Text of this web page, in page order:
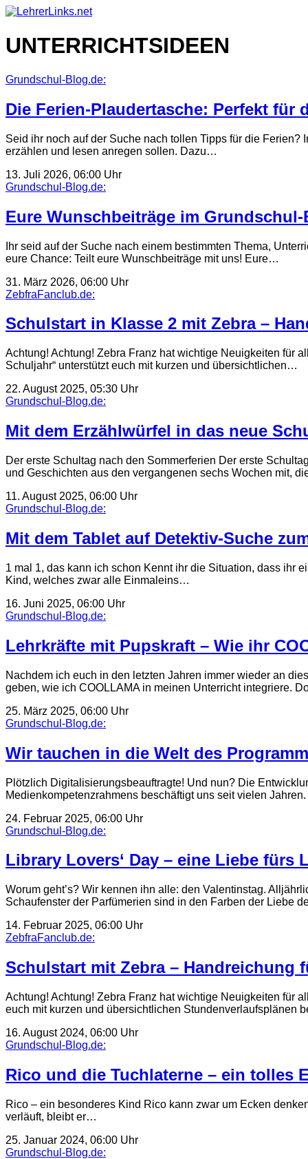
Skip
content
UNTERRICHTSIDEEN
Grundschul-Blog.de:
Die Ferien-Plaudertasche: Perfekt
Seid ihr noch auf der Suche nach tollen Tipps für die
erzählen und lesen anregen sollen. Dazu…
13. Juli 2026, 06:00 Uhr
Grundschul-Blog.de:
Eure Wunschbeiträge im
Ihr seid auf der Suche nach einem bestimmten Thema,
eure Chance: Teilt eure Wunschbeiträge mit uns! Eure…
31. März 2026, 06:00 Uhr
ZebfraFanclub.de:
Schulstart in Klasse 2 mit Zebra –
Achtung! Achtung! Zebra Franz hat wichtige Neuigkeiten für
Schuljahr“ unterstützt euch mit kurzen und übersichtlichen…
22. August 2025, 05:30 Uhr
Grundschul-Blog.de:
Mit dem Erzählwürfel in das neue
Der erste Schultag nach den Sommerferien Der erste
und Geschichten aus den vergangenen sechs Wochen mit,
11. August 2025, 06:00 Uhr
Grundschul-Blog.de:
Mit dem Tablet auf Detektiv-Suche
1 mal 1, das kann ich schon Kennt ihr die Situation, dass ihr
Kind, welches zwar alle Einmaleins…
16. Juni 2025, 06:00 Uhr
Grundschul-Blog.de:
Lehrkräfte mit Pupskraft – Wie ihr
Nachdem ich euch in den letzten Jahren immer wieder an
geben, wie ich COOLLAMA in meinen Unterricht integriere.
25. März 2025, 06:00 Uhr
Grundschul-Blog.de:
Wir tauchen in die Welt des
Plötzlich Digitalisierungsbeauftragte! Und nun? Die
Medienkompetenzrahmens beschäftigt uns seit vielen
24. Februar 2025, 06:00 Uhr
Grundschul-Blog.de:
Library Lovers‘ Day – eine Liebe fürs
Worum geht’s? Wir kennen ihn alle: den Valentinstag.
Schaufenster der Parfümerien sind in den Farben der Liebe
14. Februar 2025, 06:00 Uhr
ZebfraFanclub.de:
Schulstart mit Zebra – Handreichung
Achtung! Achtung! Zebra Franz hat wichtige Neuigkeiten für
euch mit kurzen und übersichtlichen Stundenverlaufsplänen
16. August 2024, 06:00 Uhr
Grundschul-Blog.de:
Rico und die Tuchlaterne – ein tolles
Rico – ein besonderes Kind Rico kann zwar um Ecken
verläuft, bleibt er…
25. Januar 2024, 06:00 Uhr
Grundschul-Blog.de: